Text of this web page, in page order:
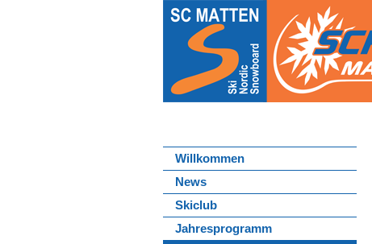
Willkommen
News
Skiclub
Jahresprogramm